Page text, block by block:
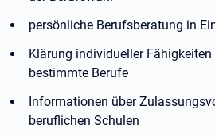
persönliche Berufsberatung in
Klärung individueller
bestimmte Berufe
Informationen über
beruflichen Schulen